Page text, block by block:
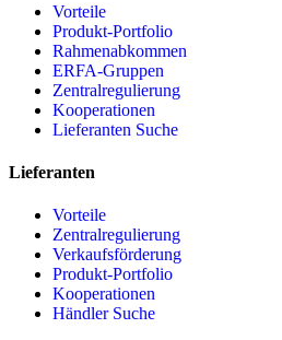
Vorteile
Produkt-Portfolio
Rahmenabkommen
ERFA-Gruppen
Zentralregulierung
Kooperationen
Lieferanten Suche
Lieferanten
Vorteile
Zentralregulierung
Verkaufsförderung
Produkt-Portfolio
Kooperationen
Händler Suche